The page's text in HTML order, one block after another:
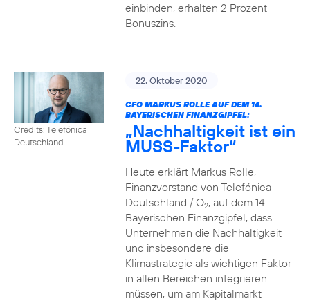
einbinden, erhalten 2 Prozent
Bonuszins.
Credits: Telefónica
Deutschland
22. Oktober 2020
CFO MARKUS ROLLE AUF DEM 14.
BAYERISCHEN FINANZGIPFEL:
„Nachhaltigkeit ist ein
MUSS-Faktor“
Heute erklärt Markus Rolle,
Finanzvorstand von Telefónica
Deutschland / O2, auf dem 14.
Bayerischen Finanzgipfel, dass
Unternehmen die Nachhaltigkeit
und insbesondere die
Klimastrategie als wichtigen Faktor
in allen Bereichen integrieren
müssen, um am Kapitalmarkt